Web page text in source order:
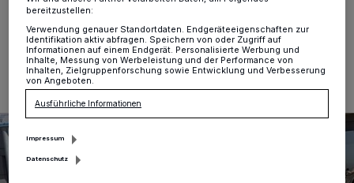
16.09.2025 , 13:32 Uhr Eine Minute Lesezeit
bereitzustellen:
Verwendung genauer Standortdaten. Endgeräteeigenschaften zur
Identifikation aktiv abfragen. Speichern von oder Zugriff auf
Informationen auf einem Endgerät. Personalisierte Werbung und
Inhalte, Messung von Werbeleistung und der Performance von
Inhalten, Zielgruppenforschung sowie Entwicklung und Verbesserung
von Angeboten.
Ausführliche Informationen
Impressum
Datenschutz